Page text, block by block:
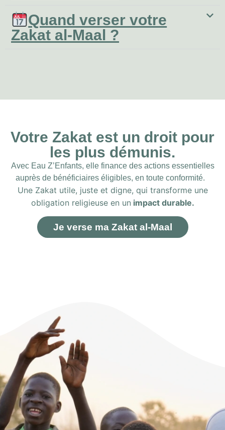
Quand verser votre
Zakat al‑Maal ?
Votre Zakat est un droit pour
les plus démunis.
Avec Eau Z’Enfants, elle finance des actions essentielles
auprès de bénéficiaires éligibles, en toute conformité.
Une Zakat utile, juste et digne, qui transforme une
obligation religieuse en un impact durable.
Je verse ma Zakat al-Maal